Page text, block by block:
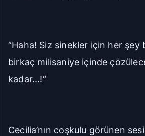
“Haha! Siz sinekler için her şey
birkaç milisaniye içinde
kadar...!“
Cecilia’nın coşkulu görünen sesi